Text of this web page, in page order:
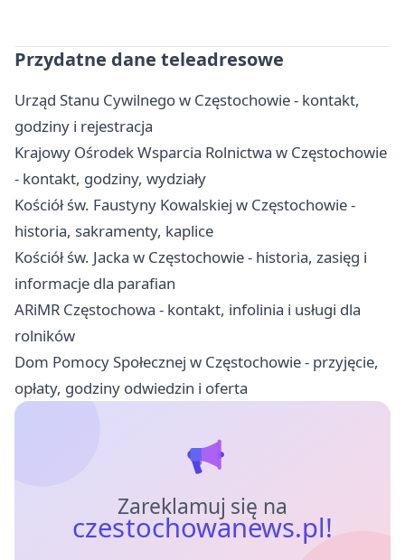
Przydatne dane teleadresowe
Urząd Stanu Cywilnego w Częstochowie - kontakt,
godziny i rejestracja
Krajowy Ośrodek Wsparcia Rolnictwa w Częstochowie
- kontakt, godziny, wydziały
Kościół św. Faustyny Kowalskiej w Częstochowie -
historia, sakramenty, kaplice
Kościół św. Jacka w Częstochowie - historia, zasięg i
informacje dla parafian
ARiMR Częstochowa - kontakt, infolinia i usługi dla
rolników
Dom Pomocy Społecznej w Częstochowie - przyjęcie,
opłaty, godziny odwiedzin i oferta
Zareklamuj się na
czestochowanews.pl!